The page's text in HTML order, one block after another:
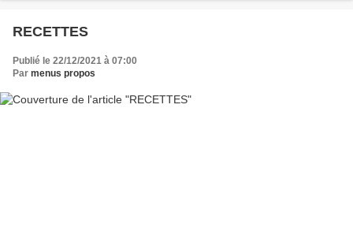
RECETTES
Publié le 22/12/2021 à 07:00
Par menus propos